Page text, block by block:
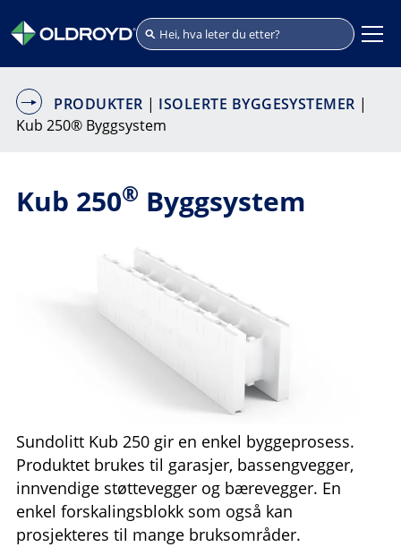
PRODUKTER | ISOLERTE BYGGESYSTEMER |
Kub 250® Byggsystem
Kub 250® Byggsystem
Sundolitt Kub 250 gir en enkel byggeprosess.
Produktet brukes til garasjer, bassengvegger,
innvendige støttevegger og bærevegger. En
enkel forskalingsblokk som også kan
prosjekteres til mange bruksområder.